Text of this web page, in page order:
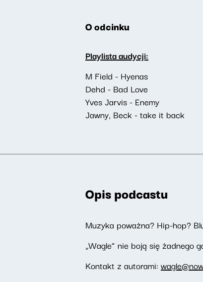
O odcinku
Playlista audycji:
M Field - Hyenas
Dehd - Bad Love
Yves Jarvis - Enemy
Jawny, Beck - take it back
Opis podcastu
Muzyka poważna? Hip-hop?
„Wagle” nie boją się żadnego
Kontakt z autorami: